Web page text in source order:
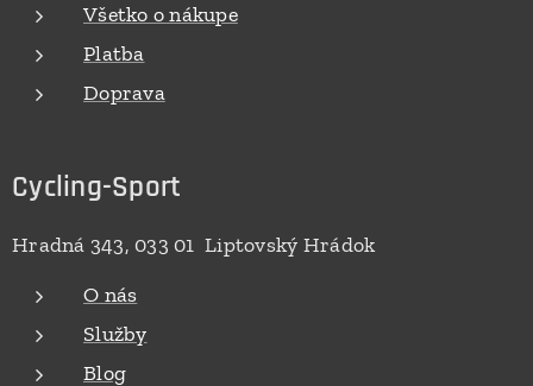
Všetko o nákupe
Platba
Doprava
Cycling-Sport
Hradná 343, 033 01 Liptovský Hrádok
O nás
Služby
Blog